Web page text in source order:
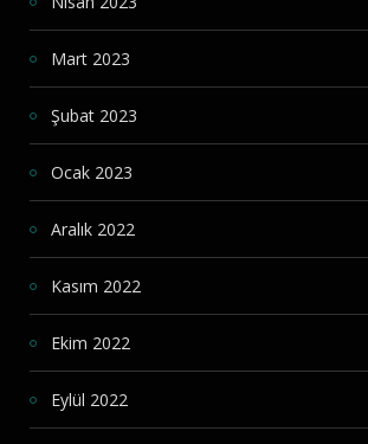
Mart 2023
Şubat 2023
Ocak 2023
Aralık 2022
Kasım 2022
Ekim 2022
Eylül 2022